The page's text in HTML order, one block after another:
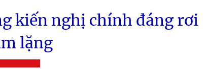
kiến nghị chính đáng rơi
lặng